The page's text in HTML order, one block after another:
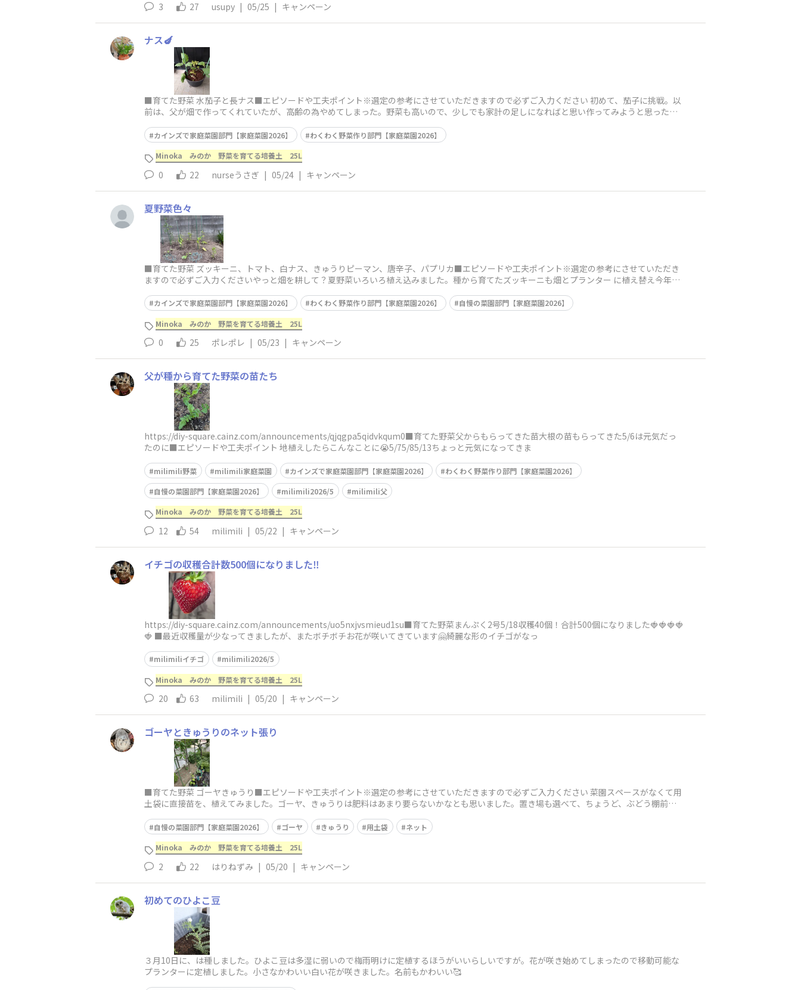
3 27 usupy | 05/25 | キャンペーン
ナス🍆
■育てた野菜 水茄子と長ナス■エピソードや工夫ポイント※選定の参考にさせていただきますので必ずご入力ください 初めて、茄子に挑戦。以
前は、父が畑で作ってくれていたが、高齢の為やめてしまった。野菜も高いので、少しでも家計の足しになればと思い作ってみようと思った。
カインズで家庭菜園部門【家庭菜園2026】 わくわく野菜作り部門【家庭菜園2026】
Minoka みのか 野菜を育てる培養土 25L
0 22 nurseうさぎ | 05/24 | キャンペーン
夏野菜色々
■育てた野菜 ズッキーニ、トマト、白ナス、きゅうりピーマン、唐辛子、パプリカ■エピソードや工夫ポイント※選定の参考にさせていただき
ますので必ずご入力くださいやっと畑を耕して？夏野菜いろいろ植え込みました。種から育てたズッキーニも畑とプランター に植え替え今年の
カインズで家庭菜園部門【家庭菜園2026】 わくわく野菜作り部門【家庭菜園2026】 自慢の菜園部門【家庭菜園2026】
Minoka みのか 野菜を育てる培養土 25L
0 25 ポレポレ | 05/23 | キャンペーン
父が種から育てた野菜の苗たち
https://diy-square.cainz.com/announcements/qjqgpa5qidvkqum0■育てた野菜父からもらってきた苗大根の苗もらってきた5/6は元気だっ
たのに■エピソードや工夫ポイント 地植えしたらこんなことに😭5/75/85/13ちょっと元気になってきま
milimili野菜 milimili家庭菜園 カインズで家庭菜園部門【家庭菜園2026】
わくわく野菜作り部門【家庭菜園2026】
自慢の菜園部門【家庭菜園2026】
milimili2026/5 milimili父
Minoka みのか 野菜を育てる培養土 25L
12 54 milimili | 05/22 | キャンペーン
イチゴの収穫合計数500個になりました‼️
https://diy-square.cainz.com/announcements/uo5nxjvsmieud1su■育てた野菜まんぷく2号5/18収穫40個！合計500個になりました🍓🍓🍓🍓
🍓 ■最近収穫量が少なってきましたが、またボチボチお花が咲いてきています🤗綺麗な形のイチゴがなっ
milimiliイチゴ milimili2026/5
Minoka みのか 野菜を育てる培養土 25L
20 63 milimili | 05/20 | キャンペーン
ゴーヤときゅうりのネット張り
■育てた野菜 ゴーヤきゅうり■エピソードや工夫ポイント※選定の参考にさせていただきますので必ずご入力ください 菜園スペースがなくて用
土袋に直接苗を、植えてみました。ゴーヤ、きゅうりは肥料はあまり要らないかなとも思いました。置き場も選べて、ちょうど、ぶどう棚前に
自慢の菜園部門【家庭菜園2026】 ゴーヤ きゅうり 用土袋 ネット
Minoka みのか 野菜を育てる培養土 25L
2 22 はりねずみ | 05/20 | キャンペーン
初めてのひよこ豆
３月10日に、は種しました。ひよこ豆は多湿に弱いので梅雨明けに定植するほうがいいらしいですが。花が咲き始めてしまったので移動可能な
プランターに定植しました。小さなかわいい白い花が咲きました。名前もかわいい🥰